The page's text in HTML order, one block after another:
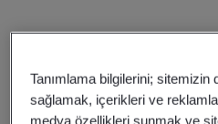
1st Floor,
Marisoft – III, Marigold,
Tanımlama bilgilerini; sitemizin
sağlamak, içerikleri ve
medya özellikleri sunmak ve